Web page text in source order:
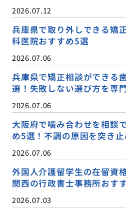
2026.07.12
兵庫県で取り外しできる矯
科医院おすすめ5選
2026.07.06
兵庫県で矯正相談ができる
選！失敗しない選び方を専
2026.07.06
大阪府で噛み合わせを相談
め5選！不調の原因を突き止
2026.07.06
外国人介護留学生の在留資
関西の行政書士事務所おす
2026.07.03